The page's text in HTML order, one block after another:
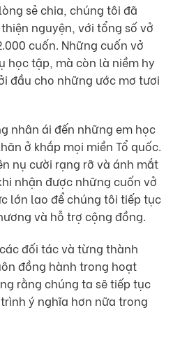
sẻ chia, chúng tôi đã
nguyện, với tổng số vở
cuốn. Những cuốn vở
học tập, mà còn là niềm hy
đầu cho những ước mơ tươi
nhân ái đến những em học
ở khắp mọi miền Tổ quốc.
nụ cười rạng rỡ và ánh mắt
nhận được những cuốn vở
lớn lao để chúng tôi tiếp tục
và hỗ trợ cộng đồng.
đối tác và từng thành
đồng hành trong hoạt
rằng chúng ta sẽ tiếp tục
ý nghĩa hơn nữa trong